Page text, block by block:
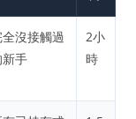
全沒接觸過
新手
2小
時